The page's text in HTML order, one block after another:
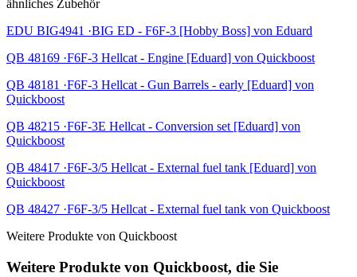
ähnliches Zubehör
EDU BIG4941 ·BIG ED - F6F-3 [Hobby Boss] von Eduard
QB 48169 ·F6F-3 Hellcat - Engine [Eduard] von Quickboost
QB 48181 ·F6F-3 Hellcat - Gun Barrels - early [Eduard] von
Quickboost
QB 48215 ·F6F-3E Hellcat - Conversion set [Eduard] von
Quickboost
QB 48417 ·F6F-3/5 Hellcat - External fuel tank [Eduard] von
Quickboost
QB 48427 ·F6F-3/5 Hellcat - External fuel tank von Quickboost
Weitere Produkte von Quickboost
Weitere Produkte von Quickboost, die Sie